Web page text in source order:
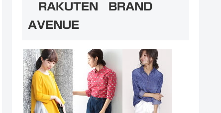
RAKUTEN BRAND
AVENUE